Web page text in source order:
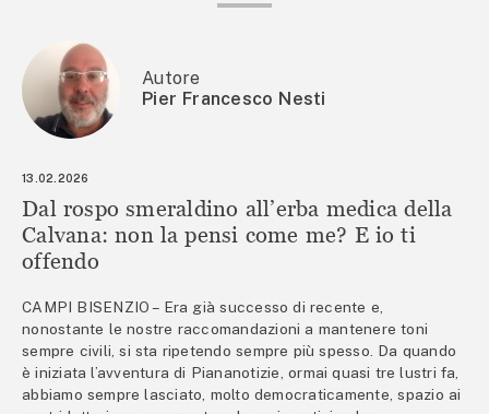
Autore
Pier Francesco Nesti
13.02.2026
Dal rospo smeraldino all’erba medica della
Calvana: non la pensi come me? E io ti
offendo
CAMPI BISENZIO – Era già successo di recente e,
nonostante le nostre raccomandazioni a mantenere toni
sempre civili, si sta ripetendo sempre più spesso. Da quando
è iniziata l’avventura di Piananotizie, ormai quasi tre lustri fa,
abbiamo sempre lasciato, molto democraticamente, spazio ai